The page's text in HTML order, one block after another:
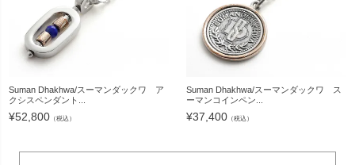
Suman Dhakhwa/スーマンダックワ ア
クシスペンダント...
¥52,800 （税込）
Suman Dhakhwa/スーマンダックワ ス
ーマンコインペン...
¥37,400 （税込）